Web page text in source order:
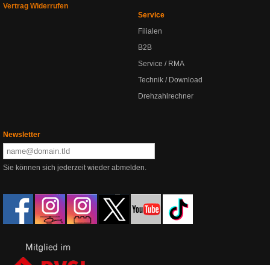
Vertrag Widerrufen
Service
Filialen
B2B
Service / RMA
Technik / Download
Drehzahlrechner
Newsletter
Sie können sich jederzeit wieder abmelden.